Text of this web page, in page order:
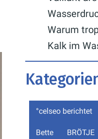
Warum
Kalk im
°celseo berichtet
Bette BRÖTJE